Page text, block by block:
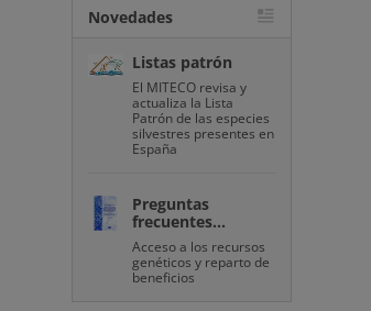
Novedades
Listas patrón
El MITECO revisa y
actualiza la Lista
Patrón de las especies
silvestres presentes en
España
Preguntas
frecuentes...
Acceso a los recursos
genéticos y reparto de
beneficios